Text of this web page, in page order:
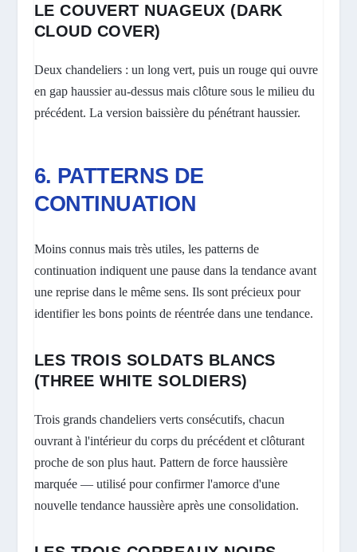
LE COUVERT NUAGEUX (DARK
CLOUD COVER)
Deux chandeliers : un long vert, puis un rouge qui ouvre
en gap haussier au-dessus mais clôture sous le milieu du
précédent. La version baissière du pénétrant haussier.
6. PATTERNS DE
CONTINUATION
Moins connus mais très utiles, les patterns de
continuation indiquent une pause dans la tendance avant
une reprise dans le même sens. Ils sont précieux pour
identifier les bons points de réentrée dans une tendance.
LES TROIS SOLDATS BLANCS
(THREE WHITE SOLDIERS)
Trois grands chandeliers verts consécutifs, chacun
ouvrant à l'intérieur du corps du précédent et clôturant
proche de son plus haut. Pattern de force haussière
marquée — utilisé pour confirmer l'amorce d'une
nouvelle tendance haussière après une consolidation.